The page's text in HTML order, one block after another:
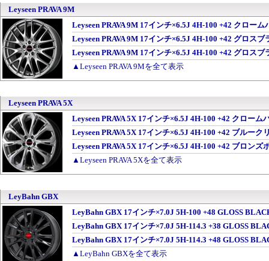
Leyseen PRAVA 9M
Leyseen PRAVA 9M 17インチ×6.5J 4H-100 +42 クロー
Leyseen PRAVA 9M 17インチ×6.5J 4H-100 +42 グロス
Leyseen PRAVA 9M 17インチ×6.5J 4H-100 +42 グロス
▲Leyseen PRAVA 9Mを全て表示
Leyseen PRAVA 5X
Leyseen PRAVA 5X 17インチ×6.5J 4H-100 +42 クロー
Leyseen PRAVA 5X 17インチ×6.5J 4H-100 +42 ブルーク
Leyseen PRAVA 5X 17インチ×6.5J 4H-100 +42 ブロンズ
▲Leyseen PRAVA 5Xを全て表示
LeyBahn GBX
LeyBahn GBX 17インチ×7.0J 5H-100 +48 GLOSS
LeyBahn GBX 17インチ×7.0J 5H-114.3 +38 GLOSS
LeyBahn GBX 17インチ×7.0J 5H-114.3 +48 GLOSS
▲LeyBahn GBXを全て表示